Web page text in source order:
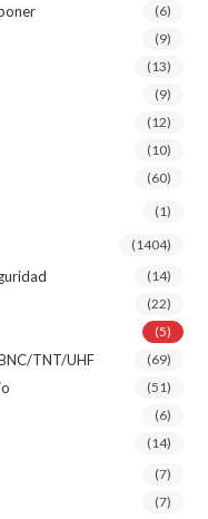
(6)
(9)
(13)
(9)
(12)
(10)
(60)
(1)
(1404)
(14)
(22)
(5)
TNT/UHF (69)
(51)
(6)
(14)
(7)
(7)